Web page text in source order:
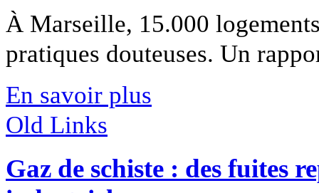
À Marseille, 15.000
pratiques douteuses. Un
En savoir plus
Old Links
Gaz de schiste : des fuites